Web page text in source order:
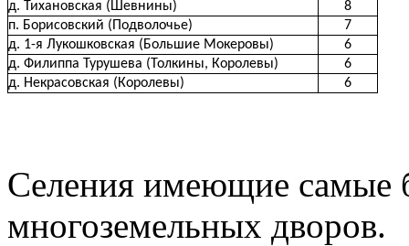
д. Тихановская (Шевнины)
8
п. Борисовский (Подволочье)
7
д. 1-я Лукошковская (Большие Мокеровы)
6
д. Филиппа Турушева (Толкины, Королевы)
6
д. Некрасовская (Королевы)
6
Селения имеющие самые
многоземельных дворов.